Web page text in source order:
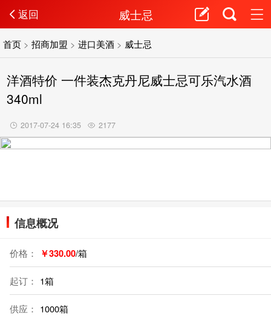
返回 威士忌
首页 >招商加盟 >进口美酒 > 威士忌
洋酒特价 一件装杰克丹尼威士忌可乐汽水酒
340ml
2017-07-24 16:35 2177
信息概况
价格： ￥330.00/箱
起订： 1箱
供应： 1000箱